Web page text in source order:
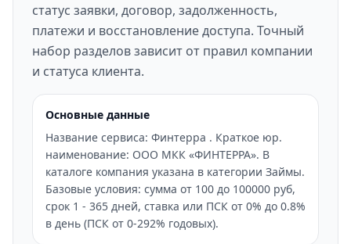
статус заявки, договор, задолженность,
платежи и восстановление доступа. Точный
набор разделов зависит от правил компании
и статуса клиента.
Основные данные
Название сервиса: Финтерра . Краткое юр.
наименование: ООО МКК «ФИНТЕРРА». В
каталоге компания указана в категории Займы.
Базовые условия: сумма от 100 до 100000 руб,
срок 1 - 365 дней, ставка или ПСК от 0% до 0.8%
в день (ПСК от 0-292% годовых).